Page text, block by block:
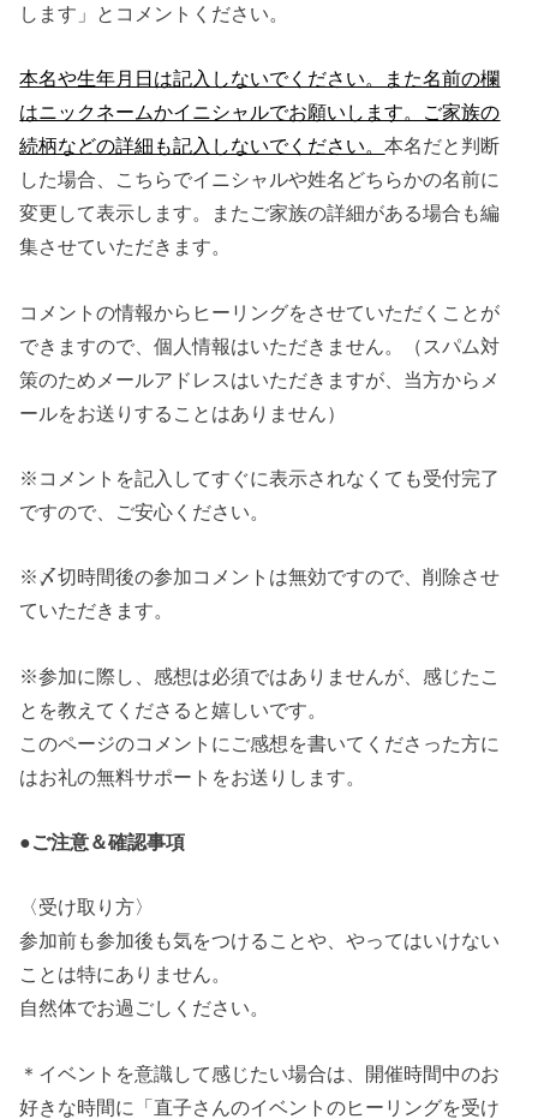
します」とコメントください。
本名や生年月日は記入しないでください。また名前の欄
はニックネームかイニシャルでお願いします。ご家族の
続柄などの詳細も記入しないでください。本名だと判断
した場合、こちらでイニシャルや姓名どちらかの名前に
変更して表示します。またご家族の詳細がある場合も編
集させていただきます。
コメントの情報からヒーリングをさせていただくことが
できますので、個人情報はいただきません。（スパム対
策のためメールアドレスはいただきますが、当方からメ
ールをお送りすることはありません）
※コメントを記入してすぐに表示されなくても受付完了
ですので、ご安心ください。
※〆切時間後の参加コメントは無効ですので、削除させ
ていただきます。
※参加に際し、感想は必須ではありませんが、感じたこ
とを教えてくださると嬉しいです。
このページのコメントにご感想を書いてくださった方に
はお礼の無料サポートをお送りします。
●ご注意＆確認事項
〈受け取り方〉
参加前も参加後も気をつけることや、やってはいけない
ことは特にありません。
自然体でお過ごしください。
＊イベントを意識して感じたい場合は、開催時間中のお
好きな時間に「直子さんのイベントのヒーリングを受け